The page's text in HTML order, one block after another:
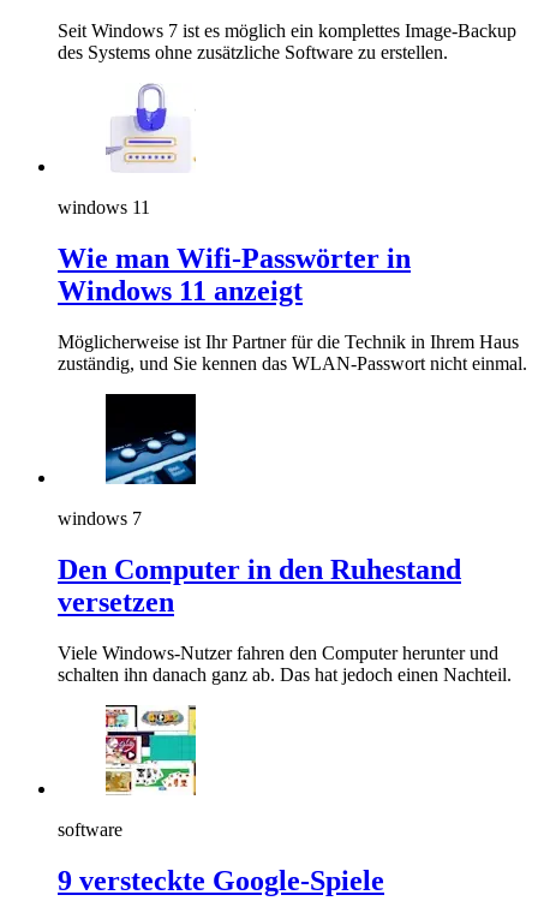
Seit Windows 7 ist es möglich ein komplettes Image-Backup
des Systems ohne zusätzliche Software zu erstellen.
windows 11
Wie man Wifi-Passwörter in
Windows 11 anzeigt
Möglicherweise ist Ihr Partner für die Technik in Ihrem Haus
zuständig, und Sie kennen das WLAN-Passwort nicht einmal.
windows 7
Den Computer in den Ruhestand
versetzen
Viele Windows-Nutzer fahren den Computer herunter und
schalten ihn danach ganz ab. Das hat jedoch einen Nachteil.
software
9 versteckte Google-Spiele